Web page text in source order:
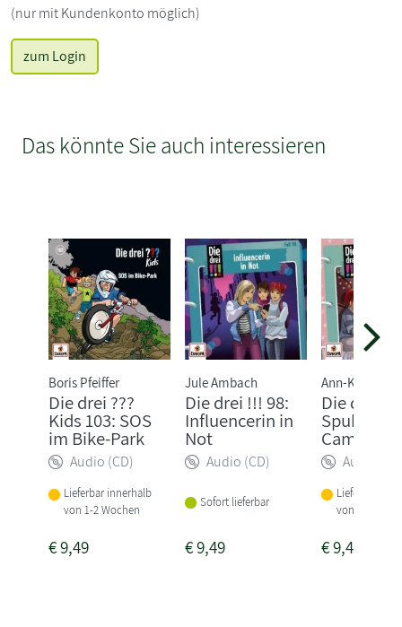
(nur mit Kundenkonto möglich)
zum Login
Das könnte Sie auch interessieren
Boris Pfeiffer
Die drei ???
Kids 103: SOS
im Bike-Park
Audio (CD)
Lieferbar innerhalb
von 1-2 Wochen
€9,49
Jule Ambach
Die drei !!! 98:
Influencerin in
Not
Audio (CD)
Sofort lieferbar
€9,49
Ann-Katrin
Die drei
Spuk auf
Audio
Lieferbar
von 1-2
€9,49